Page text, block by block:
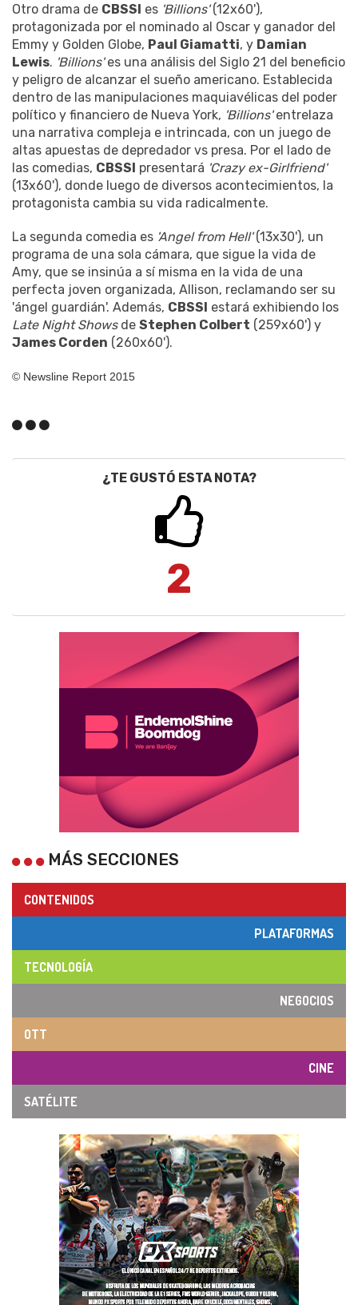
Otro drama de CBSSI es 'Billions'(12x60'),
protagonizada por el nominado al Oscar y ganador del
Emmy y Golden Globe, Paul Giamatti, y Damian
Lewis. 'Billions'es una análisis del Siglo 21 del beneficio
y peligro de alcanzar el sueño americano. Establecida
dentro de las manipulaciones maquiavélicas del poder
político y financiero de Nueva York, 'Billions'entrelaza
una narrativa compleja e intrincada, con un juego de
altas apuestas de depredador vs presa. Por el lado de
las comedias, CBSSI presentará 'Crazy ex-Girlfriend'
(13x60'), donde luego de diversos acontecimientos, la
protagonista cambia su vida radicalmente.
La segunda comedia es 'Angel from Hell'(13x30'), un
programa de una sola cámara, que sigue la vida de
Amy, que se insinúa a sí misma en la vida de una
perfecta joven organizada, Allison, reclamando ser su
'ángel guardián'. Además, CBSSI estará exhibiendo los
Late Night Showsde Stephen Colbert (259x60') y
James Corden (260x60').
© Newsline Report 2015
¿TE GUSTÓ ESTA NOTA?
2
MÁS SECCIONES
CONTENIDOS
PLATAFORMAS
TECNOLOGÍA
NEGOCIOS
OTT
CINE
SATÉLITE